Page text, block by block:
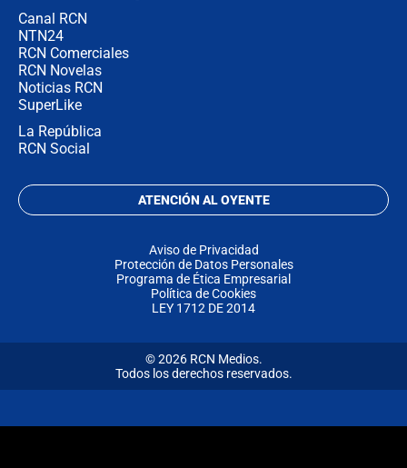
Canal RCN
NTN24
RCN Comerciales
RCN Novelas
Noticias RCN
SuperLike
La República
RCN Social
ATENCIÓN AL OYENTE
Aviso de Privacidad
Protección de Datos Personales
Programa de Ética Empresarial
Política de Cookies
LEY 1712 DE 2014
© 2026 RCN Medios.
Todos los derechos reservados.